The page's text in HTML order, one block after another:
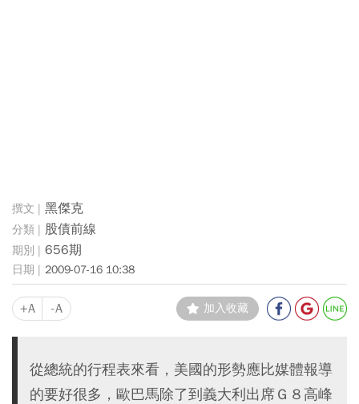
黑傑克
股債前線
656期
2009-07-16 10:38
+A -A 加入收藏
從總統的行程表來看，美國的形勢應比媒體報導
的要好很多，歐巴馬除了到義大利出席Ｇ８高峰